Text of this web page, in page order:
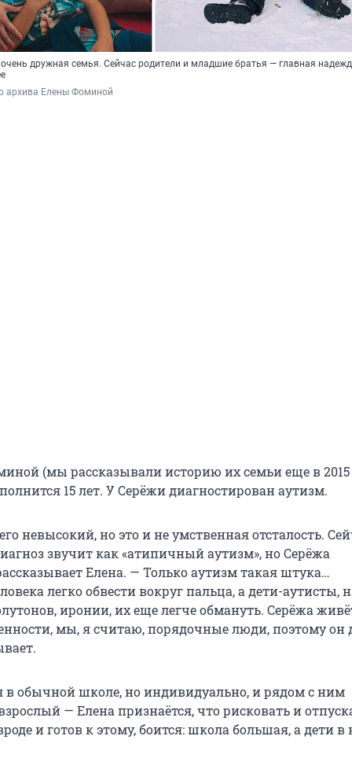
дружная семья. Сейчас родители и младшие братья — главная
архива Елены Фоминой
(мы рассказывали историю их семьи еще в 2015
15 лет. У Серёжи диагностирован аутизм.
невысокий, но это и не умственная отсталость.
звучит как «атипичный аутизм», но Серёжа
Елена. — Только аутизм такая штука…
легко обвести вокруг пальца, а дети-аутисты,
иронии, их еще легче обмануть. Серёжа
мы, я считаю, порядочные люди, поэтому он
в обычной школе, но индивидуально, и рядом с ним
— Елена признаётся, что рисковать и
и готов к этому, боится: школа большая, а дети в